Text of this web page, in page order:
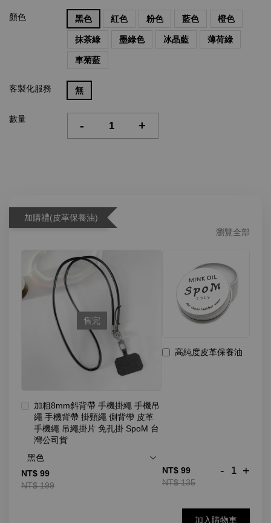
顏色 黑色 紅色 粉色 藍色 橙色
抹茶綠 墨綠色 冰晶藍 薄荷綠
車菊藍
客製化服務 無
數量 - +
加購禮(皮革保養油)
瀏覽全部
售完
加粗8mm斜背帶 手機掛繩 手機吊
繩 手機背帶 掛頸繩 側背帶 皮革
手機繩 吊繩掛片 免孔掛 SpoM 台
灣公司貨
NT$ 99
NT$ 199
高純度皮革保養油
NT$ 99
NT$ 135
- +
加入購物車